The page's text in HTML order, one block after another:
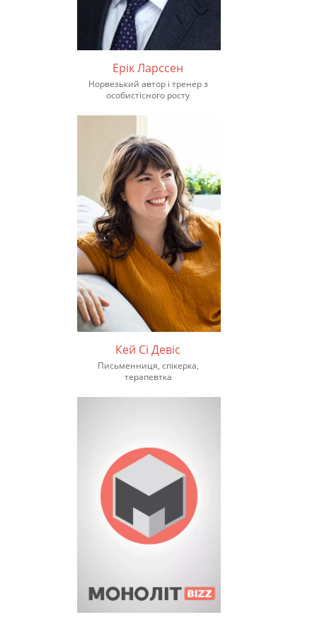
Ерік Ларссен
Норвезький автор і тренер з
особистісного росту
Кей Сі Девіс
Письменниця, спікерка,
терапевтка